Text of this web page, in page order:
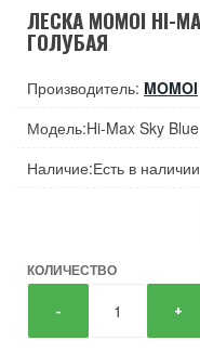
ЛЕСКА MOMOI HI-
ГОЛУБАЯ
Производитель: MOMOI
Модель:Hi-Max Sky Blue
Наличие:Есть в наличии
КОЛИЧЕСТВО
- +